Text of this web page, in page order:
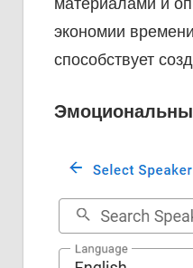
экономии
способствует